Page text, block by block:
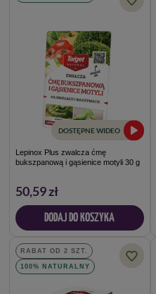
DOSTĘPNE WIDEO
Lepinox Plus zwalcza ćmę
bukszpanową i gąsienice motyli 30 g
50,59 zł
DODAJ DO KOSZYKA
RABAT OD 2 SZT.
100% NATURALNY